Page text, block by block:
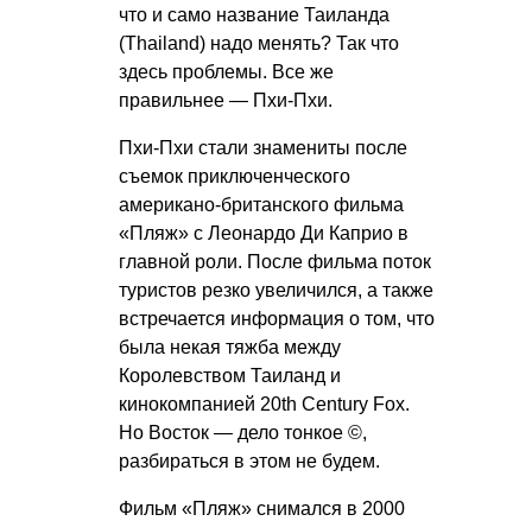
что и само название Таиланда
(Thailand) надо менять? Так что
здесь проблемы. Все же
правильнее — Пхи-Пхи.
Пхи-Пхи стали знамениты после
съемок приключенческого
американо-британского фильма
«Пляж» с Леонардо Ди Каприо в
главной роли. После фильма поток
туристов резко увеличился, а также
встречается информация о том, что
была некая тяжба между
Королевством Таиланд и
кинокомпанией 20th Century Fox.
Но Восток — дело тонкое ©,
разбираться в этом не будем.
Фильм «Пляж» снимался в 2000